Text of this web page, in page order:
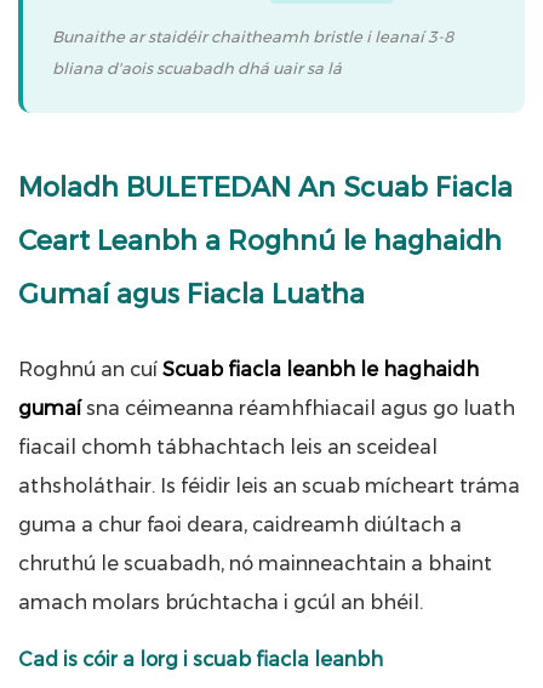
Bunaithe ar staidéir chaitheamh bristle i leanaí 3-8
bliana d'aois scuabadh dhá uair sa lá
Moladh BULETEDAN An Scuab Fiacla
Ceart Leanbh a Roghnú le haghaidh
Gumaí agus Fiacla Luatha
Roghnú an cuí Scuab fiacla leanbh le haghaidh
gumaísna céimeanna réamhfhiacail agus go luath
fiacail chomh tábhachtach leis an sceideal
athsholáthair. Is féidir leis an scuab mícheart tráma
guma a chur faoi deara, caidreamh diúltach a
chruthú le scuabadh, nó mainneachtain a bhaint
amach molars brúchtacha i gcúl an bhéil.
Cad is cóir a lorg i scuab fiacla leanbh